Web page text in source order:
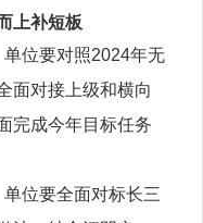
上补短板
单位要对照2024年无
面对接上级和横向
完成今年目标任务
位要全面对标长三